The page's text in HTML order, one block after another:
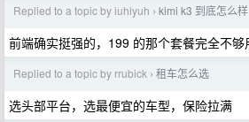
Replied to a topic by iuhiyuh › kimi k3 到底怎么样
前端确实挺强的，199 的那个套餐完全不
Replied to a topic by rrubick › 租车怎么选
选头部平台，选最便宜的车型，保险拉满